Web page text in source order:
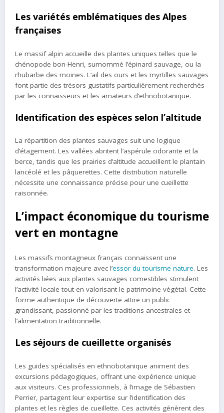
Les variétés emblématiques des Alpes
françaises
Le massif alpin accueille des plantes uniques telles que le
chénopode bon-Henri, surnommé l’épinard sauvage, ou la
rhubarbe des moines. L’ail des ours et les myrtilles sauvages
font partie des trésors gustatifs particulièrement recherchés
par les connaisseurs et les amateurs d’ethnobotanique.
Identification des espèces selon l’altitude
La répartition des plantes sauvages suit une logique
d’étagement. Les vallées abritent l’aspérule odorante et la
berce, tandis que les prairies d’altitude accueillent le plantain
lancéolé et les pâquerettes. Cette distribution naturelle
nécessite une connaissance précise pour une cueillette
raisonnée.
L’impact économique du tourisme
vert en montagne
Les massifs montagneux français connaissent une
transformation majeure avec l’essor du tourisme nature. Les
activités liées aux plantes sauvages comestibles stimulent
l’activité locale tout en valorisant le patrimoine végétal. Cette
forme authentique de découverte attire un public
grandissant, passionné par les traditions ancestrales et
l’alimentation traditionnelle.
Les séjours de cueillette organisés
Les guides spécialisés en ethnobotanique animent des
excursions pédagogiques, offrant une expérience unique
aux visiteurs. Ces professionnels, à l’image de Sébastien
Perrier, partagent leur expertise sur l’identification des
plantes et les règles de cueillette. Ces activités génèrent des